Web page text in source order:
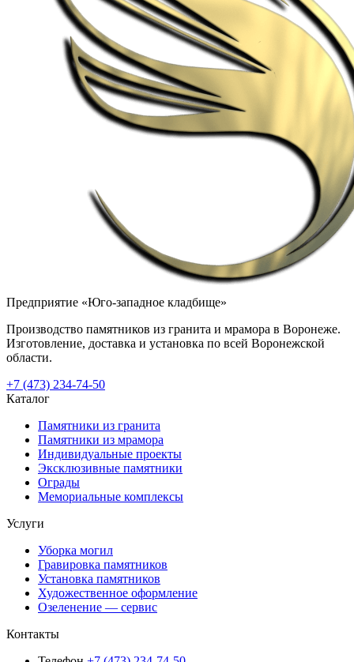
Предприятие «Юго-западное кладбище»
Производство памятников из гранита и мрамора в Воронеже.
Изготовление, доставка и установка по всей Воронежской
области.
+7 (473) 234-74-50
Каталог
Памятники из гранита
Памятники из мрамора
Индивидуальные проекты
Эксклюзивные памятники
Ограды
Мемориальные комплексы
Услуги
Уборка могил
Гравировка памятников
Установка памятников
Художественное оформление
Озеленение — сервис
Контакты